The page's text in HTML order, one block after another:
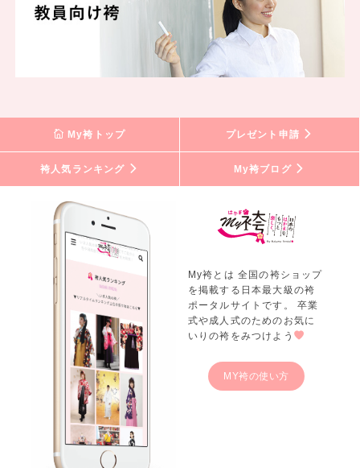
My袴トップ プレゼント申請
袴人気ランキング My袴ブログ
My袴とは 全国の袴ショップ
を掲載する日本最大級の袴
ポータルサイトです。 卒業
式や成人式のためのお気に
いりの袴をみつけよう
MY袴の使い方